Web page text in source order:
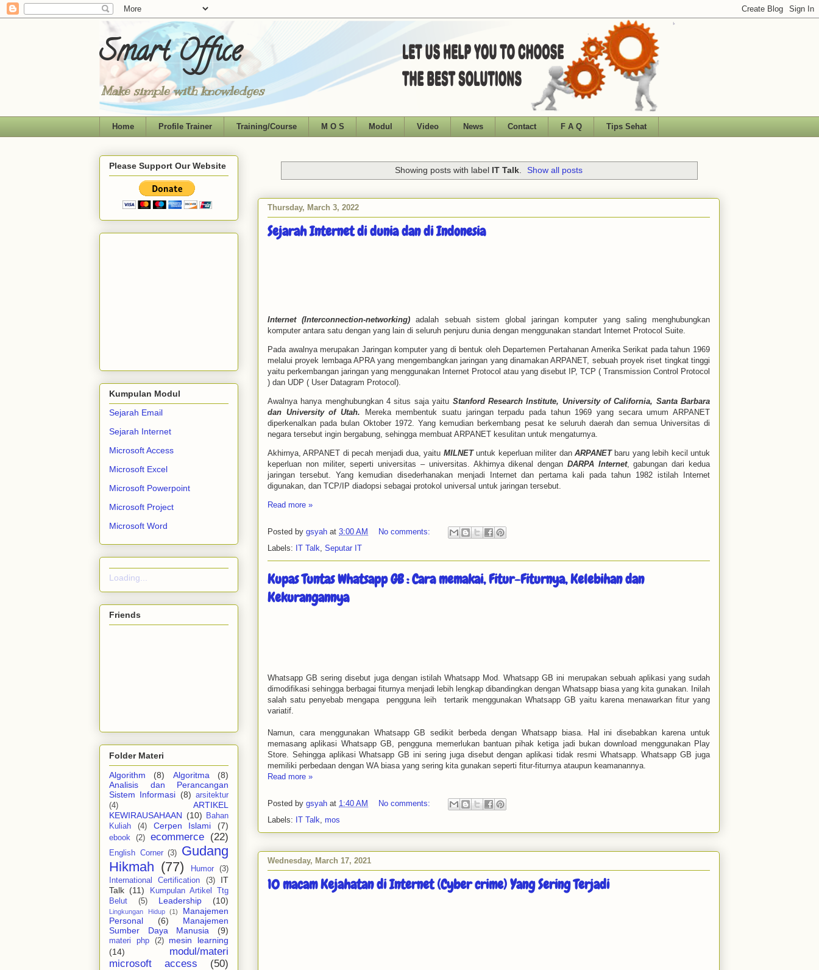
Smart Office
Make simple with knowledges
Home Profile Trainer Training/Course M O S Modul Video News Contact F A Q Tips Sehat
Showing posts with label IT Talk. Show all posts
Thursday, March 3, 2022
Sejarah Internet di dunia dan di Indonesia
Internet (Interconnection-networking) adalah sebuah sistem global jaringan komputer yang saling menghubungkan
komputer antara satu dengan yang lain di seluruh penjuru dunia dengan menggunakan standart Internet Protocol Suite.
Pada awalnya merupakan Jaringan komputer yang di bentuk oleh Departemen Pertahanan Amerika Serikat pada tahun 1969
melalui proyek lembaga APRA yang mengembangkan jaringan yang dinamakan ARPANET, sebuah proyek riset tingkat tinggi
yaitu perkembangan jaringan yang menggunakan Internet Protocol atau yang disebut IP, TCP ( Transmission Control Protocol
) dan UDP ( User Datagram Protocol).
Awalnya hanya menghubungkan 4 situs saja yaitu Stanford Research Institute, University of California, Santa Barbara
dan University of Utah. Mereka membentuk suatu jaringan terpadu pada tahun 1969 yang secara umum ARPANET
diperkenalkan pada bulan Oktober 1972. Yang kemudian berkembang pesat ke seluruh daerah dan semua Universitas di
negara tersebut ingin bergabung, sehingga membuat ARPANET kesulitan untuk mengaturnya.
Akhirnya, ARPANET di pecah menjadi dua, yaitu MILNETuntuk keperluan militer dan ARPANETbaru yang lebih kecil untuk
keperluan non militer, seperti universitas – universitas. Akhirnya dikenal dengan DARPA Internet, gabungan dari kedua
jaringan tersebut. Yang kemudian disederhanakan menjadi Internet dan pertama kali pada tahun 1982 istilah Internet
digunakan, dan TCP/IP diadopsi sebagai protokol universal untuk jaringan tersebut.
Read more »
Posted by gsyah at 3:00 AM
No comments:
Labels: IT Talk, Seputar IT
Kupas Tuntas Whatsapp GB : Cara memakai, Fitur-Fiturnya, Kelebihan dan
Kekurangannya
Whatsapp GB sering disebut juga dengan istilah Whatsapp Mod. Whatsapp GB ini merupakan sebuah aplikasi yang sudah
dimodifikasi sehingga berbagai fiturnya menjadi lebih lengkap dibandingkan dengan Whatsapp biasa yang kita gunakan. Inilah
salah satu penyebab mengapa pengguna leih tertarik menggunakan Whatsapp GB yaitu karena menawarkan fitur yang
variatif.
Namun, cara menggunakan Whatsapp GB sedikit berbeda dengan Whatsapp biasa. Hal ini disebabkan karena untuk
memasang aplikasi Whatsapp GB, pengguna memerlukan bantuan pihak ketiga jadi bukan download menggunakan Play
Store. Sehingga aplikasi Whatsapp GB ini sering juga disebut dengan aplikasi tidak resmi Whatsapp. Whatsapp GB juga
memiliki perbedaan dengan WA biasa yang sering kita gunakan seperti fitur-fiturnya ataupun keamanannya.
Read more »
Posted by gsyah at 1:40 AM
No comments:
Labels: IT Talk, mos
Wednesday, March 17, 2021
10 macam Kejahatan di Internet (Cyber crime) Yang Sering Terjadi
Please Support Our Website
Kumpulan Modul
Sejarah Email
Sejarah Internet
Microsoft Access
Microsoft Excel
Microsoft Powerpoint
Microsoft Project
Microsoft Word
Loading...
Friends
Folder Materi
Algorithm
(8) Algoritma
(8)
Analisis dan Perancangan
Sistem Informasi (8) arsitektur
(4)
ARTIKEL
KEWIRAUSAHAAN (10)
Bahan
Kuliah
(4) Cerpen Islami (7)
ebook (2) ecommerce (22)
English Corner (3)
Gudang
Hikmah (77) Humor
(3)
International Certification
(3)
IT
Talk (11)
Kumpulan Artikel Ttg
Belut
(5) Leadership (10)
Lingkungan Hidup (1)
Manajemen
Personal
(6)
Manajemen
Sumber Daya Manusia
(9)
materi php (2)
mesin learning
(14)
modul/materi
microsoft access
(50)